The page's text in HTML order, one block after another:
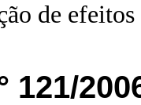
de
121/